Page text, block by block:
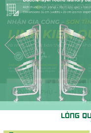
HƯNG MỸ PHÚ – NHẬN
LỒNG